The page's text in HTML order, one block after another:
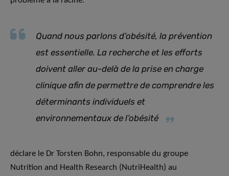
Quand nous parlons d’obésité, la prévention
est essentielle. La recherche et les efforts
doivent aller au-delà de la prise en charge
clinique afin de permettre de comprendre les
déterminants individuels et
environnementaux de l’obésité
déclare le Dr Torsten Bohn, responsable du groupe
Nutrition and Health Research (NutriHealth) au